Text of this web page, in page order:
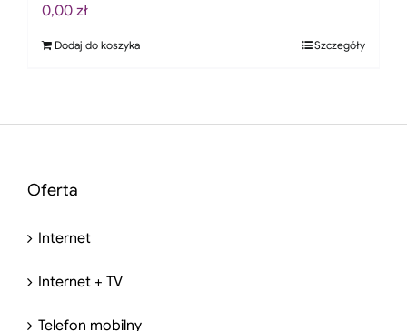
0,00 zł
Dodaj do koszyka Szczegóły
Oferta
Internet
Internet + TV
Telefon mobilny